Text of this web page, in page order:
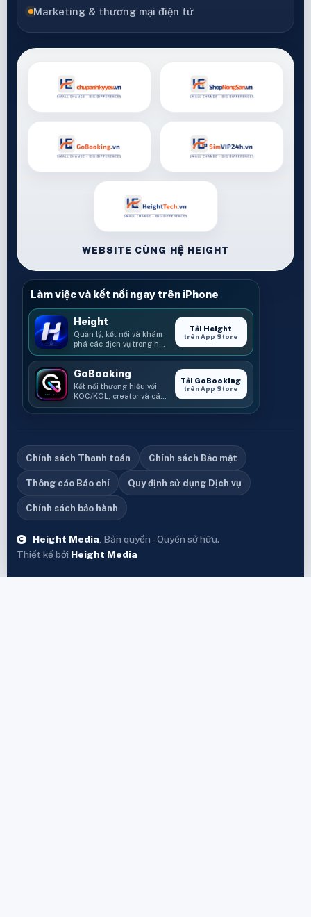
Marketing & thương mại điện tử
WEBSITE CÙNG HỆ HEIGHT
Làm việc và kết nối ngay trên iPhone
Height
Quản lý, kết nối và khám
phá các dịch vụ trong hệ
sinh thái Height.
Tải Height
trên App Store
GoBooking
Kết nối thương hiệu với
KOC/KOL, creator và các
cơ hội booking.
Tải GoBooking
trên App Store
Chính sách Thanh toán Chính sách Bảo mật
Thông cáo Báo chí Quy định sử dụng Dịch vụ
Chính sách bảo hành
Height Media , Bản quyền - Quyền sở hữu.
Thiết kế bởi Height Media